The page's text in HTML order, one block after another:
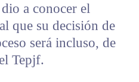
a conocer el
que su decisión de
será incluso, de
Tepjf.